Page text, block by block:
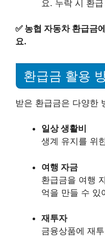
요. 누락 시 환
✅ 농협 자동차 환급금
요.
환급금 활용
받은 환급금은 다양한
일상 생활비
생계 유지를 위
여행 자금
환급금을 여행
억을 만들 수 있
재투자
금융상품에 재